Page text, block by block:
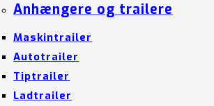
Anhængere og trailere
Maskintrailer
Autotrailer
Tiptrailer
Ladtrailer